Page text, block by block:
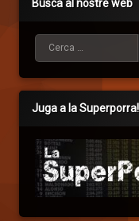
Busca al nostre web
Juga a la Superporra!